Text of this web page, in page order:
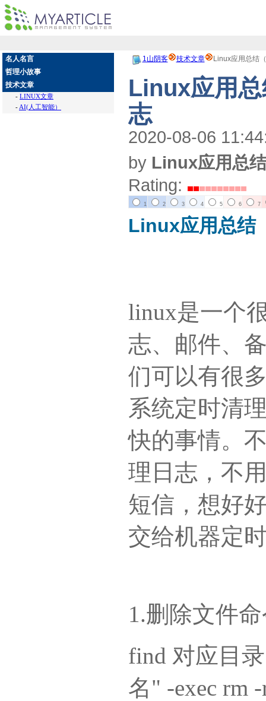
名人名言
哲理小故事
技术文章
- LINUX文章
- AI(人工智能）
1山阴客 技术文章 Linux应用总结
Linux应用
志
2020-08-06
by Linux应用总
Rating:
1 2 3 4 5 6 7
Linux应用总结
linux是一个
志、邮件、
们可以有很
系统定时清
快的事情。
理日志，不
短信，想好
交给机器定
1.删除文件
find 对应目
名" -exec rm